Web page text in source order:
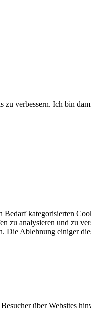
verbessern. Ich bin
kategorisierten
analysieren und zu
Die Ablehnung einiger
über Websites